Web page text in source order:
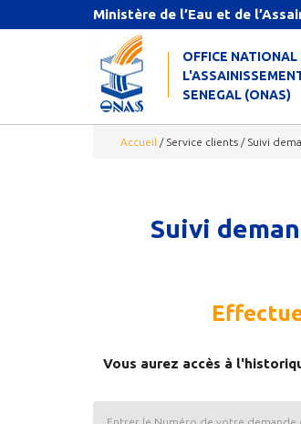
Aller au contenu principalMinistère de l’Eau et de
OFFICE NATIONAL
SENEGAL (ONAS)
Accueil / Service clients / Suivi
Suivi
Vous aurez accès à